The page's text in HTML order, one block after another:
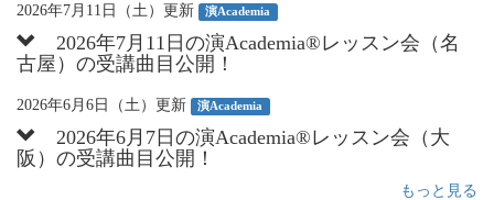
2026年7月11日（土）更新 演Academia
2026年7月11日の演Academia®︎レッスン会（名
古屋）の受講曲目公開！
2026年6月6日（土）更新 演Academia
2026年6月7日の演Academia®︎レッスン会（大
阪）の受講曲目公開！
もっと見る